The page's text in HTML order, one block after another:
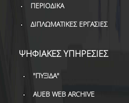
ΠΕΡΙΟΔΙΚΑ
ΔΙΠΛΩΜΑΤΙΚΕΣ ΕΡΓΑΣΙΕΣ
ΨΗΦΙΑΚΕΣ ΥΠΗΡΕΣΙΕΣ
"ΠΥΞΙΔΑ"
AUEB WEB ARCHIVE